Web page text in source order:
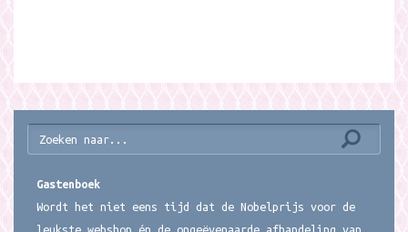
Gastenboek
Wordt het niet eens tijd dat de Nobelprijs voor de
leukste webshop én de ongeëvenaarde afhandeling van